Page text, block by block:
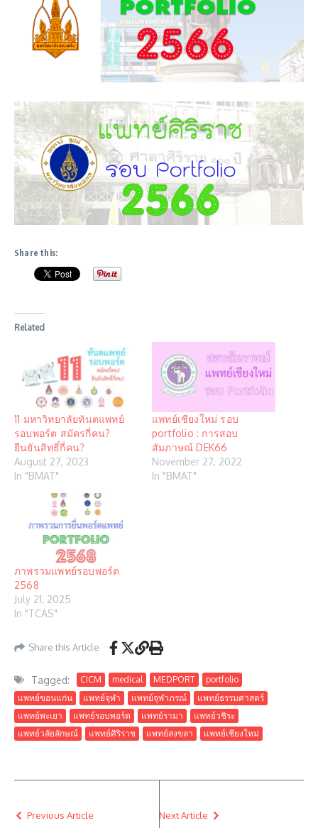
Share this:
Related
11 มหาวิทยาลัยทันตแพทย์
รอบพอร์ต สมัครกี่คน?
ยืนยันสิทธิ์กี่คน?
August 27, 2023
In "BMAT"
แพทย์เชียงใหม่ รอบ
portfolio : การสอบ
สัมภาษณ์ DEK66
November 27, 2022
In "BMAT"
ภาพรวมแพทย์รอบพอร์ต
2568
July 21, 2025
In "TCAS"
Share this Article
Tagged: CICM medical MEDPORT
portfolio
แพทย์ขอนแก่น
แพทย์จุฬา แพทย์จุฬาภรณ์
แพทย์ธรรมศาสตร์
แพทย์พะเยา
แพทย์รอบพอร์ต แพทย์รามา
แพทย์วชิระ
แพทย์วลัยลักษณ์
แพทย์ศิริราช แพทย์สงขลา แพทย์เชียงใหม่
Previous Article Next Article